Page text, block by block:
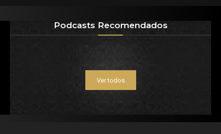
Podcasts Recomendados
Ver todos